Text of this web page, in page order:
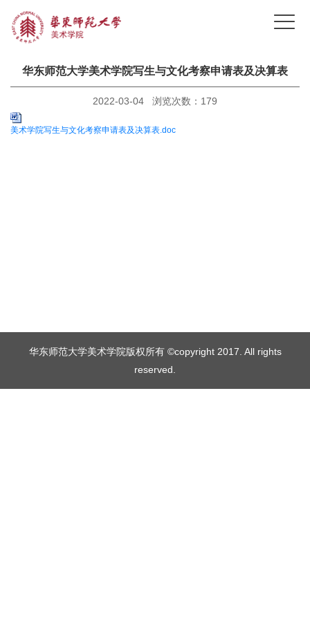
华东师范大学美术学院写生与文化考察申请表及决算表
2022-03-04 浏览次数： 179
美术学院写生与文化考察申请表及决算表.doc
华东师范大学美术学院版权所有 ©copyright 2017. All rights
reserved.